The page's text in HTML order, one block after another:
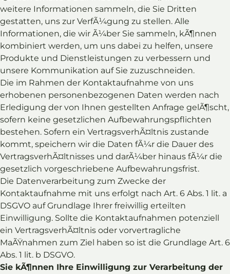
weitere Informationen sammeln, die Sie Dritten
gestatten, uns zur VerfÃ¼gung zu stellen. Alle
Informationen, die wir Ã¼ber Sie sammeln, kÃ¶nnen
kombiniert werden, um uns dabei zu helfen, unsere
Produkte und Dienstleistungen zu verbessern und
unsere Kommunikation auf Sie zuzuschneiden.
Die im Rahmen der Kontaktaufnahme von uns
erhobenen personenbezogenen Daten werden nach
Erledigung der von Ihnen gestellten Anfrage gelÃ¶scht,
sofern keine gesetzlichen Aufbewahrungspflichten
bestehen. Sofern ein VertragsverhÃ¤ltnis zustande
kommt, speichern wir die Daten fÃ¼r die Dauer des
VertragsverhÃ¤ltnisses und darÃ¼ber hinaus fÃ¼r die
gesetzlich vorgeschriebene Aufbewahrungsfrist.
Die Datenverarbeitung zum Zwecke der
Kontaktaufnahme mit uns erfolgt nach Art. 6 Abs. 1 lit. a
DSGVO auf Grundlage Ihrer freiwillig erteilten
Einwilligung. Sollte die Kontaktaufnahmen potenziell
ein VertragsverhÃ¤ltnis oder vorvertragliche
MaÃŸnahmen zum Ziel haben so ist die Grundlage Art. 6
Abs. 1 lit. b DSGVO.
Sie kÃ¶nnen Ihre Einwilligung zur Verarbeitung der